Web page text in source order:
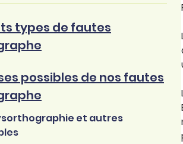
types de fautes
possibles de nos fautes
et autres